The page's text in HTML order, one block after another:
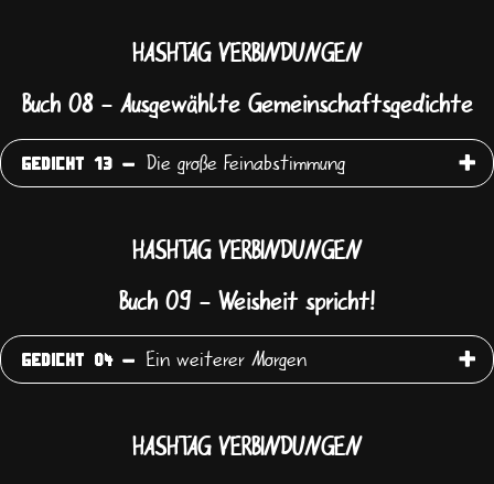
HASHTAG VERBINDUNGEN
Buch 08 - Ausgewählte Gemeinschaftsgedichte
GEDICHT 13 - Die große Feinabstimmung
HASHTAG VERBINDUNGEN
Buch 09 - Weisheit spricht!
GEDICHT 04 - Ein weiterer Morgen
HASHTAG VERBINDUNGEN